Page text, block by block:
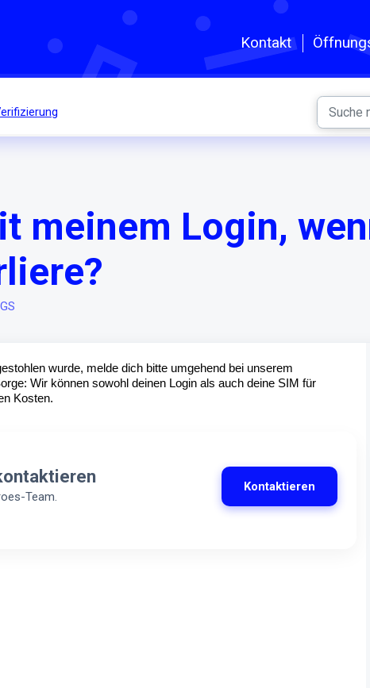
Zum hauptsächlichen Inhalt gehen
Kontakt
meinem Login,
wurde, melde dich bitte umgehend bei unserem
Wir können sowohl deinen Login als auch deine SIM für
Kosten.
Team.
Kontaktieren